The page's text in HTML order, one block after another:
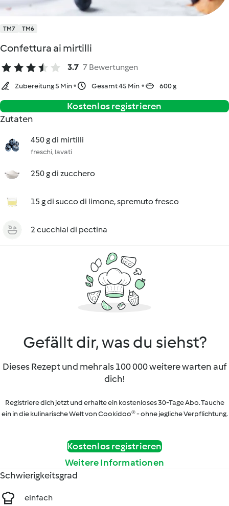
TM7 TM6
Confettura ai mirtilli
3.7 7 Bewertungen
Zubereitung 5 Min Gesamt 45 Min 600 g
Kostenlos registrieren
Zutaten
450 g di mirtilli
freschi, lavati
250 g di zucchero
15 g di succo di limone, spremuto fresco
2 cucchiai di pectina
Gefällt dir, was du siehst?
Dieses Rezept und mehr als 100 000 weitere warten auf
dich!
Registriere dich jetzt und erhalte ein kostenloses 30-Tage Abo. Tauche
ein in die kulinarische Welt von Cookidoo® - ohne jegliche Verpflichtung.
Kostenlos registrieren
Weitere Informationen
Schwierigkeitsgrad
einfach